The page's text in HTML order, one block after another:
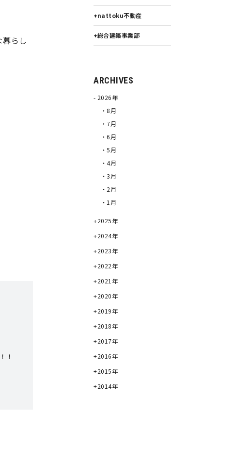
らし
！
nattoku不動産
総合建築事業部
ARCHIVES
2026年
・8月
・7月
・6月
・5月
・4月
・3月
・2月
・1月
2025年
2024年
2023年
2022年
2021年
2020年
2019年
2018年
2017年
2016年
2015年
2014年